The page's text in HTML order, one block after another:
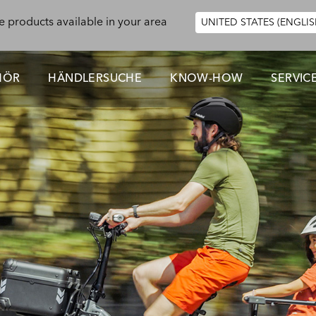
products available in your area
UNITED STATES
HÄNDLERSUCHE KNOW-HOW